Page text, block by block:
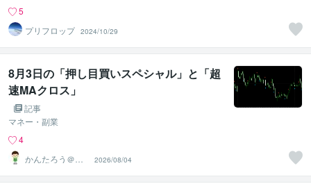
5
プリフロップ 2024/10/29
8月3日の「押し目買いスペシャル」と「超
速MAクロス」
記事
マネー・副業
4
かんたろう＠か
んたんFX
2026/08/04